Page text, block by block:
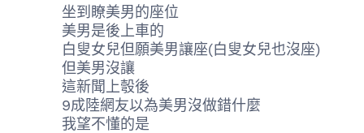
坐到瞭美男的座位
美男是後上車的
白叟女兒但願美男讓座(白叟女兒也沒座)
但美男沒讓
這新聞上彀後
9成陸網友以為美男沒做錯什麼
我望不懂的是